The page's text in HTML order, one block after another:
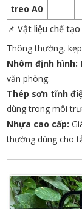
treo A0
📌 Vật liệu chế tạo
Thông thường,
Nhôm định hình:
văn phòng.
Thép sơn tĩnh
dùng trong môi
Nhựa cao cấp:
thường dùng cho